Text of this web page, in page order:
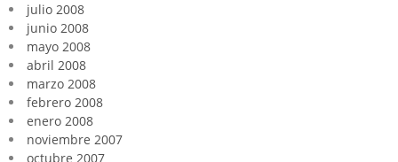
julio 2008
junio 2008
mayo 2008
abril 2008
marzo 2008
febrero 2008
enero 2008
noviembre 2007
octubre 2007